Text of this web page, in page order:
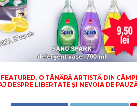
FEATURED, O TÂNĂRĂ ARTISTĂ DIN
DESPRE LIBERTATE ȘI NEVOIA DE